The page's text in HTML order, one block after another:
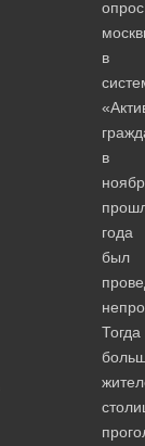
опрос
в
в
года
был
Тогда